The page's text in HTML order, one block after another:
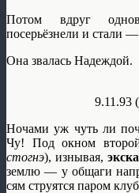
Потом вдруг
посерьёзнели и стали
Она звалась Надеждой.
9.11.93
Ночами уж чуть ли
Чу! Под окном
стогнэ), изнывая,
землю — у общаги
сям струятся паром